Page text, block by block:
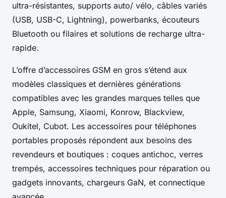
ultra-résistantes, supports auto/ vélo, câbles variés
(USB, USB-C, Lightning), powerbanks, écouteurs
Bluetooth ou filaires et solutions de recharge ultra-
rapide.
L’offre d’accessoires GSM en gros s’étend aux
modèles classiques et dernières générations
compatibles avec les grandes marques telles que
Apple, Samsung, Xiaomi, Konrow, Blackview,
Oukitel, Cubot. Les accessoires pour téléphones
portables proposés répondent aux besoins des
revendeurs et boutiques : coques antichoc, verres
trempés, accessoires techniques pour réparation ou
gadgets innovants, chargeurs GaN, et connectique